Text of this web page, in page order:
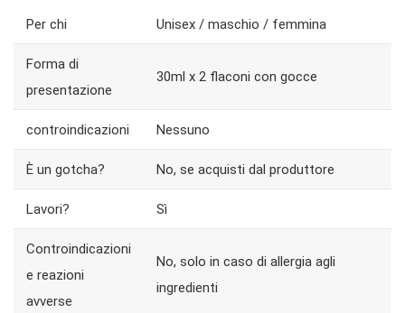
Per chi Unisex / maschio / femmina
Forma di
presentazione
30ml x 2 flaconi con gocce
controindicazioni Nessuno
È un gotcha? No, se acquisti dal produttore
Lavori? Sì
Controindicazioni
e reazioni
avverse
No, solo in caso di allergia agli
ingredienti